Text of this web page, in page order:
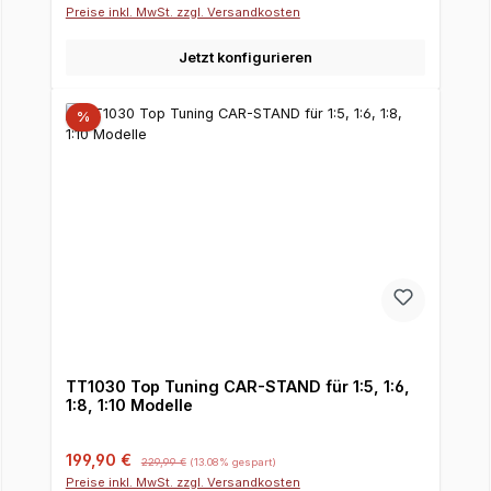
Preise inkl. MwSt. zzgl. Versandkosten
Jetzt konfigurieren
%
TT1030 Top Tuning CAR-STAND für 1:5, 1:6,
1:8, 1:10 Modelle
Verkaufspreis:
199,90 € Regulärer Preis:
229,99 € (13.08% gespart)
Preise inkl. MwSt. zzgl. Versandkosten